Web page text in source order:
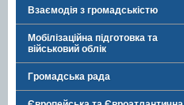
Взаємодія з громадськістю
Мобілізаційна підготовка та
військовий облік
Громадська рада